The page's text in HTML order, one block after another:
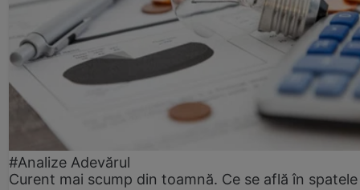
#Analize Adevărul
Curent mai scump din toamnă. Ce se află în spatele